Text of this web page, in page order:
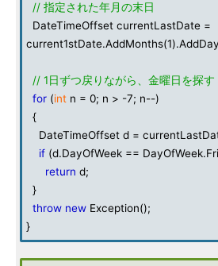
// 指定された年月の末日
DateTimeOffset currentLastDate =
// 1日ずつ戻りながら、金曜日を探す
for (int n = 0; n > -7; n--)
{
DateTimeOffset d =
if (d.DayOfWeek ==
return d;
}
throw new Exception();
}